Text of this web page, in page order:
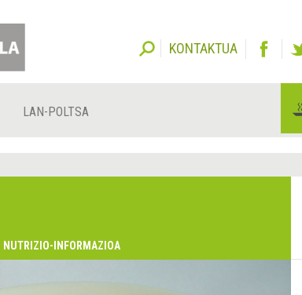
KONTAKTUA
LAN-POLTSA
NUTRIZIO-INFORMAZIOA